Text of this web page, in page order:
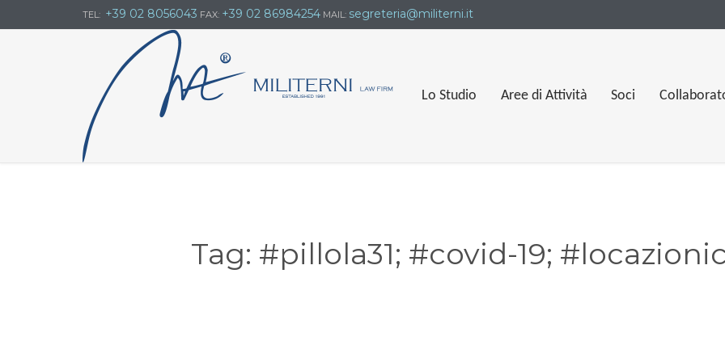
TEL: +39 02 8056043 FAX: +39 02 86984254 MAIL: segreteria@militerni.it
Lo Studio Aree di Attività Soci
Tag: #pillola31; #covid-19;